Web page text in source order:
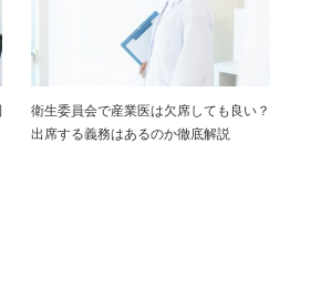
衛生委員会で産業医は欠席しても良い？
出席する義務はあるのか徹底解説